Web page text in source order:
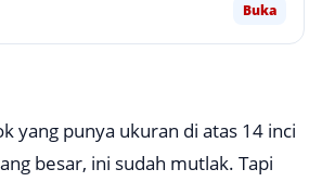
Buka
yang punya ukuran di atas 14 inci
besar, ini sudah mutlak. Tapi